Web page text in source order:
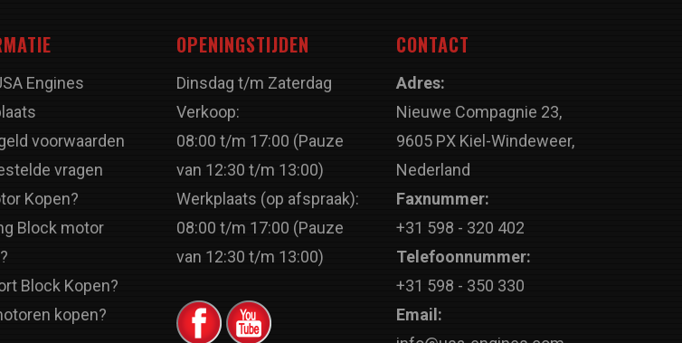
Engines
voorwaarden
vragen
Kopen?
Block motor
Block Kopen?
kopen?
OPENINGSTIJDEN
Dinsdag t/m Zaterdag
Verkoop:
08:00 t/m 17:00 (Pauze
van 12:30 t/m 13:00)
Werkplaats (op afspraak):
08:00 t/m 17:00 (Pauze
van 12:30 t/m 13:00)
CONTACT
Adres:
Nieuwe Compagnie 23,
9605 PX Kiel-Windeweer,
Nederland
Faxnummer:
+31 598 - 320 402
Telefoonnummer:
+31 598 - 350 330
Email: